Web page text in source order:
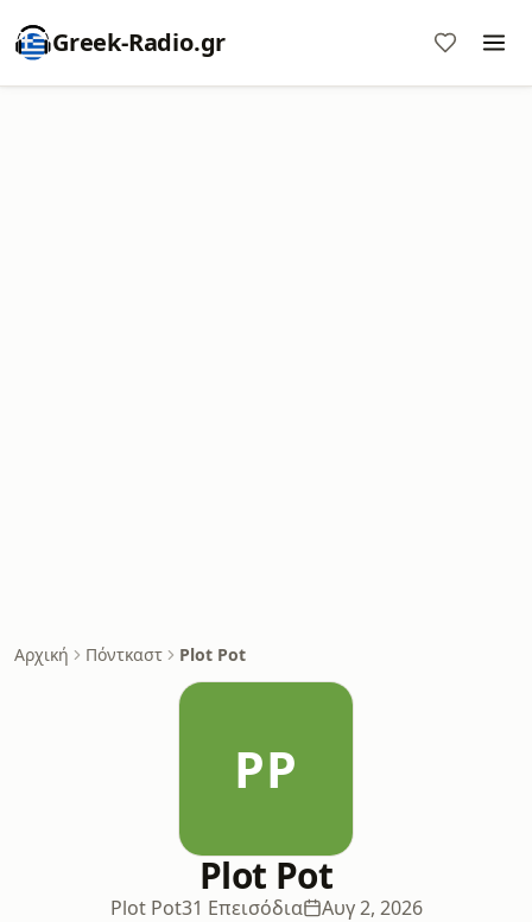
Greek-Radio.gr
Αρχική Πόντκαστ Plot Pot
PP
Plot Pot
Plot Pot31 Επεισόδια Αυγ 2, 2026